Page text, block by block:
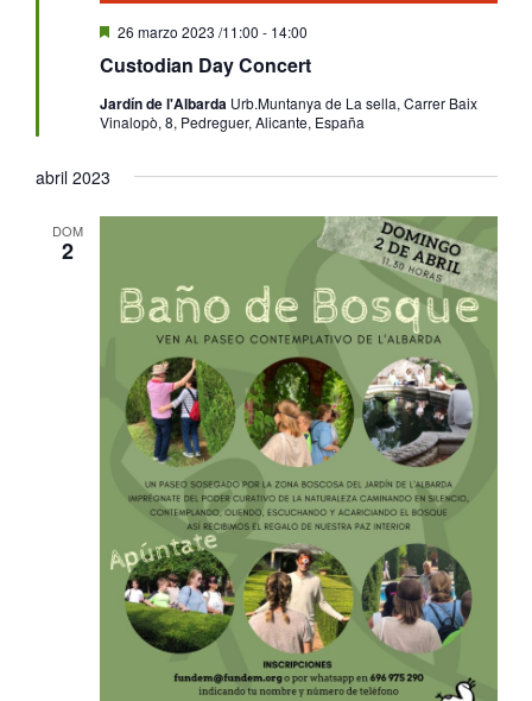
Custodian Day Concert
Destacado
26 marzo 2023 /11:00 - 14:00
Jardín de l'Albarda Urb.Muntanya de La sella, Carrer Baix
Vinalopò, 8, Pedreguer, Alicante, España
abril 2023
DOM
2